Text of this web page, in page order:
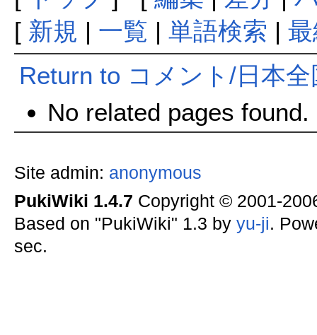
[ 新規 | 一覧 | 単語検索 |
Return to コメント/日本
No related pages found.
Site admin: anonymous
PukiWiki 1.4.7 Copyright © 2001-
Based on "PukiWiki" 1.3 by yu-ji.
sec.